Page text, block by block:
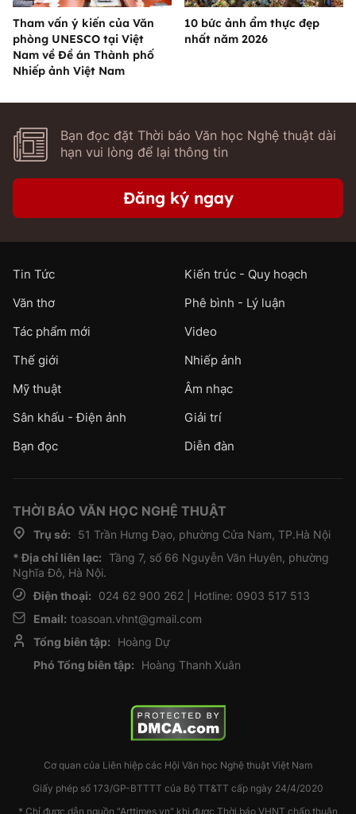
Tham vấn ý kiến của Văn
phòng UNESCO tại Việt
Nam về Đề án Thành phố
Nhiếp ảnh Việt Nam
10 bức ảnh ẩm thực đẹp
nhất năm 2026
Bạn đọc đặt Thời báo Văn học Nghệ thuật dài
hạn vui lòng để lại thông tin
Đăng ký ngay
Tin Tức
Kiến trúc - Quy hoạch
Văn thơ
Phê bình - Lý luận
Tác phẩm mới
Video
Thế giới
Nhiếp ảnh
Mỹ thuật
Âm nhạc
Sân khấu - Điện ảnh
Giải trí
Bạn đọc
Diễn đàn
THỜI BÁO VĂN HỌC NGHỆ THUẬT
Trụ sở:
51 Trần Hưng Đạo, phường Cửa Nam, TP.Hà Nội
* Địa chỉ liên lạc: Tầng 7, số 66 Nguyễn Văn Huyên, phường
Nghĩa Đô, Hà Nội.
Điện thoại:
024 62 900 262 | Hotline: 0903 517 513
Email: toasoan.vhnt@gmail.com
Tổng biên tập:
Hoàng Dự
Phó Tổng biên tập:
Hoàng Thanh Xuân
Cơ quan của Liên hiệp các Hội Văn học Nghệ thuật Việt Nam
Giấy phép số 173/GP-BTTTT của Bộ TT&TT cấp ngày 24/4/2020
* Chỉ được dẫn nguồn "Arttimes.vn" khi được Thời báo VHNT chấp thuận